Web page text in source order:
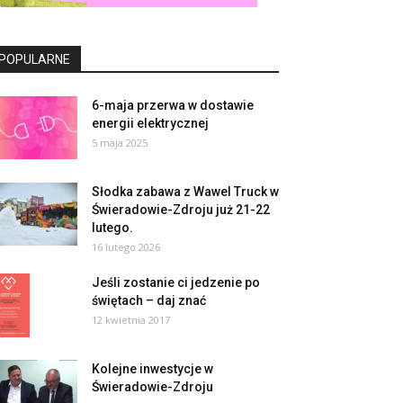
6-maja przerwa w dostawie
energii elektrycznej
5 maja 2025
Słodka zabawa z Wawel Truck w
Świeradowie-Zdroju już 21-22
lutego.
16 lutego 2026
Jeśli zostanie ci jedzenie po
świętach – daj znać
12 kwietnia 2017
Kolejne inwestycje w
Świeradowie-Zdroju